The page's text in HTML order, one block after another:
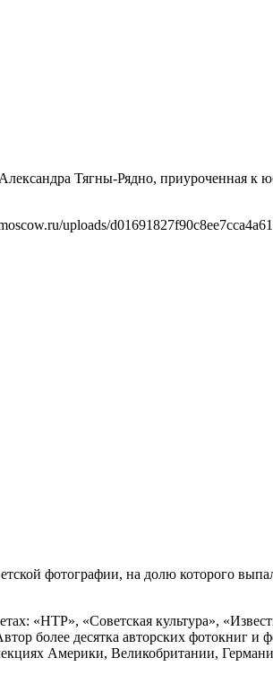
Тягны-Рядно, приуроченная
uploads/
фотографии, на долю которого
«НТР», «Советская культура»,
более десятка авторских фотокниг
Америки, Великобритании,